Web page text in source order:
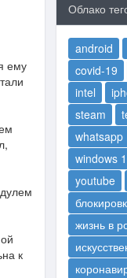
ему
к
Облако
android
covid-19
intel
steam
whatsapp
windows
youtube
жизнь в